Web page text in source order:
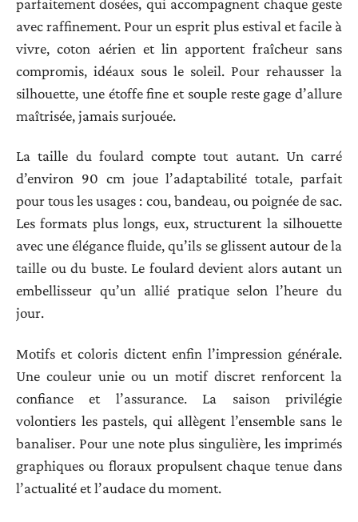
avec raffinement. Pour un esprit plus estival et facile à
vivre, coton aérien et lin apportent fraîcheur sans
compromis, idéaux sous le soleil. Pour rehausser la
silhouette, une étoffe fine et souple reste gage d’allure
maîtrisée, jamais surjouée.
La taille du foulard compte tout autant. Un carré
d’environ 90 cm joue l’adaptabilité totale, parfait
pour tous les usages : cou, bandeau, ou poignée de sac.
Les formats plus longs, eux, structurent la silhouette
avec une élégance fluide, qu’ils se glissent autour de la
taille ou du buste. Le foulard devient alors autant un
embellisseur qu’un allié pratique selon l’heure du
jour.
Motifs et coloris dictent enfin l’impression générale.
Une couleur unie ou un motif discret renforcent la
confiance et l’assurance. La saison privilégie
volontiers les pastels, qui allègent l’ensemble sans le
banaliser. Pour une note plus singulière, les imprimés
graphiques ou floraux propulsent chaque tenue dans
l’actualité et l’audace du moment.